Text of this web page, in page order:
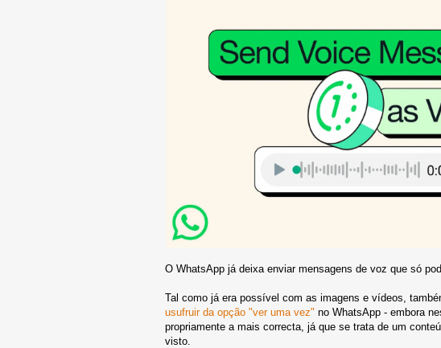
O WhatsApp já deixa enviar mensagens de voz que só
Tal como já era possível com as imagens e vídeos,
usufruir da opção "ver uma vez" no WhatsApp - embora
propriamente a mais correcta, já que se trata de um
visto.